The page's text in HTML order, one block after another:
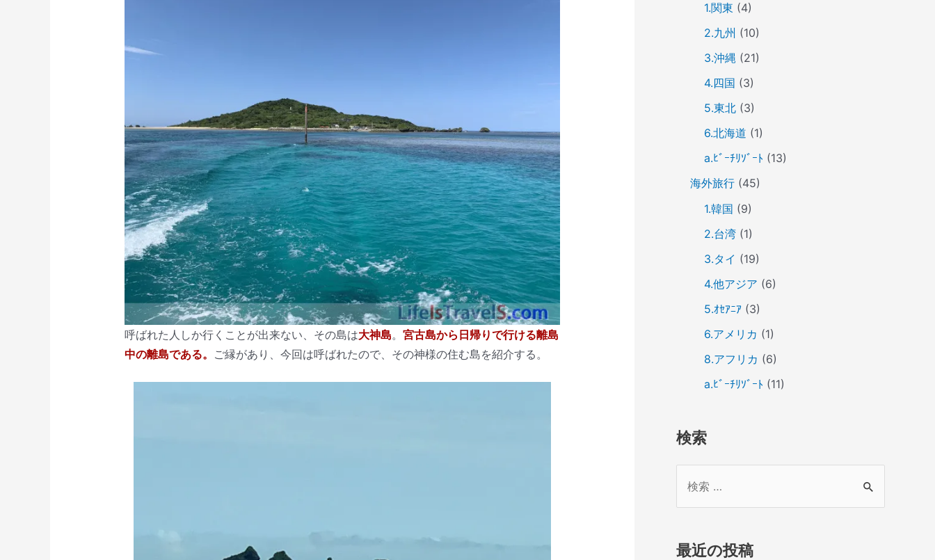
呼ばれた人しか行くことが出来ない、その島は大神島。 宮古島から日帰りで行ける離島
中の離島である。 ご縁があり、今回は呼ばれたので、その神様の住む島を紹介する。
1.関東 (4)
2.九州 (10)
3.沖縄 (21)
4.四国 (3)
5.東北 (3)
6.北海道 (1)
a.ﾋﾞｰﾁﾘｿﾞｰﾄ (13)
海外旅行 (45)
1.韓国 (9)
2.台湾 (1)
3.タイ (19)
4.他アジア (6)
5.ｵｾｱﾆｱ (3)
6.アメリカ (1)
8.アフリカ (6)
a.ﾋﾞｰﾁﾘｿﾞｰﾄ (11)
検索
象
最近の投稿